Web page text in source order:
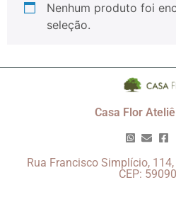
Nenhum produto foi
seleção.
Casa Flor
Rua Francisco Simplício,
CEP: